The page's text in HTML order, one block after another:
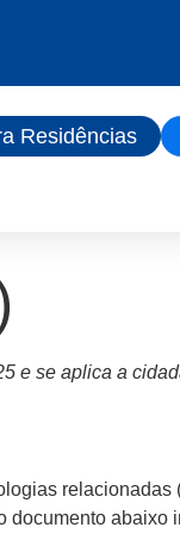
Residências
e se aplica a
abaixo